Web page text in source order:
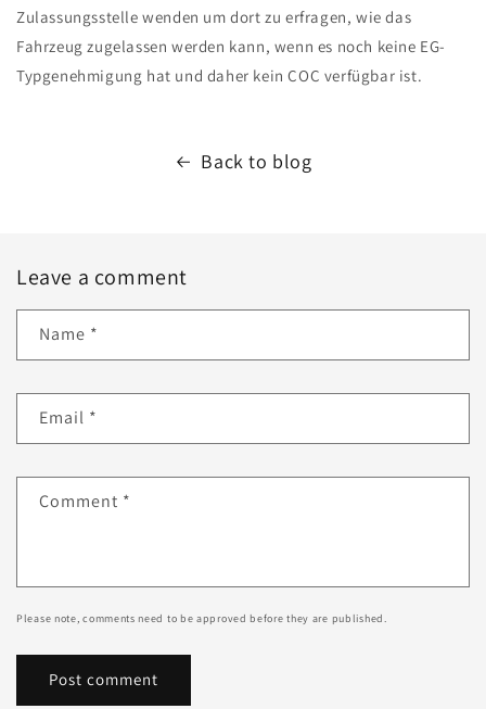
Zulassungsstelle wenden um dort zu erfragen, wie das
Fahrzeug zugelassen werden kann, wenn es noch keine EG-
Typgenehmigung hat und daher kein COC verfügbar ist.
Back to blog
Leave a comment
Name *
Email *
Comment *
Please note, comments need to be approved before they are published.